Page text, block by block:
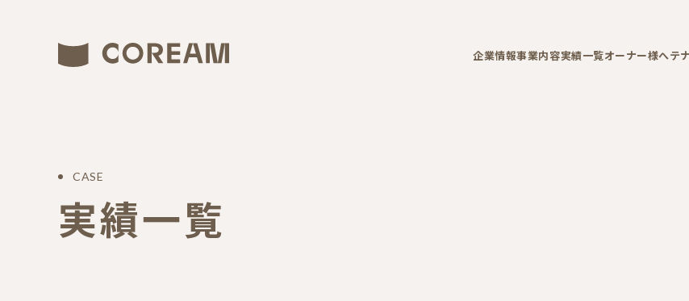
企業情報事業内容実績一覧オーナー様へテ
CASE
実績一覧